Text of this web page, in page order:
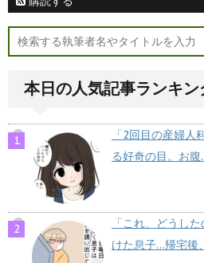
本日の人気記事ランキン
「2回目の産婦
る好奇の目。お腹
「これ、どうし
けた息子…帰宅後